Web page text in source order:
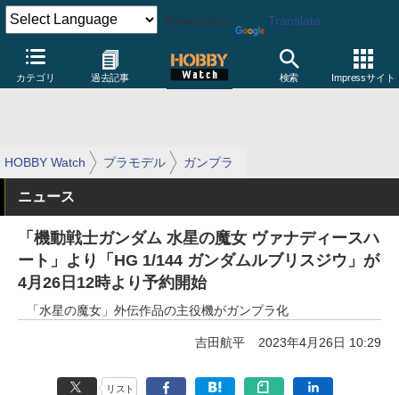
Powered by Translate
カテゴリ 過去記事 検索 Impressサイト
HOBBY Watch プラモデル ガンプラ
ニュース
「機動戦士ガンダム 水星の魔女 ヴァナディースハ
ート」より「HG 1/144 ガンダムルブリスジウ」が
4月26日12時より予約開始
「水星の魔女」外伝作品の主役機がガンプラ化
吉田航平 2023年4月26日 10:29
リスト